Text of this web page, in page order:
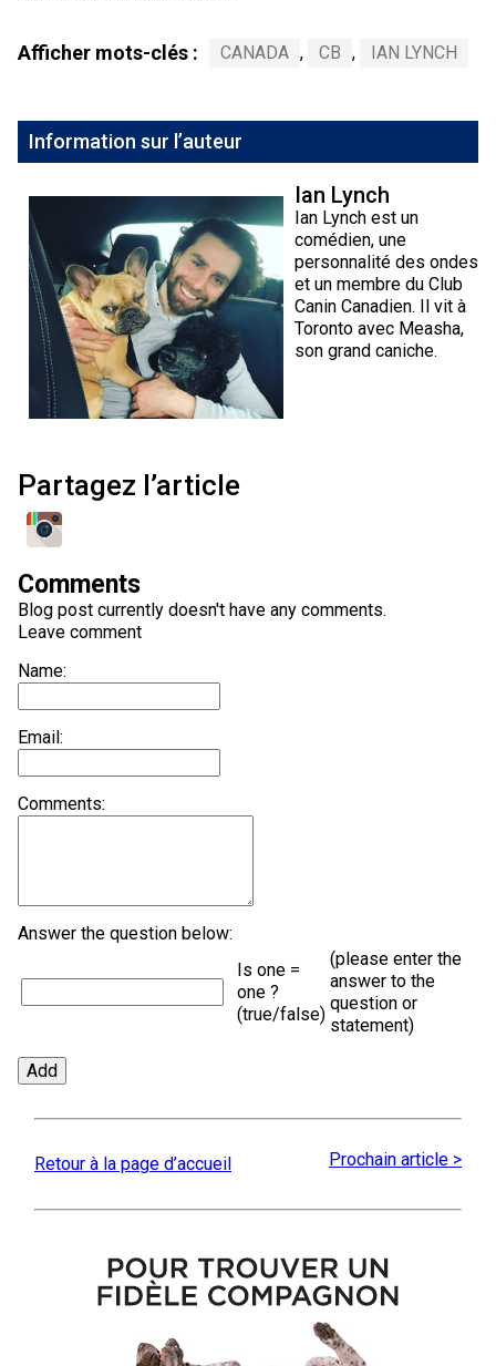
Afficher mots-clés : CANADA , CB , IAN LYNCH
Information sur l’auteur
Ian Lynch
Ian Lynch est un
comédien, une
personnalité des ondes
et un membre du Club
Canin Canadien. Il vit à
Toronto avec Measha,
son grand caniche.
Partagez l’article
Comments
Blog post currently doesn't have any comments.
Leave comment
Name:
Email:
Comments:
Answer the question below:
Is one =
one ?
(true/false)
(please enter the
answer to the
question or
statement)
Retour à la page d’accueil Prochain article >